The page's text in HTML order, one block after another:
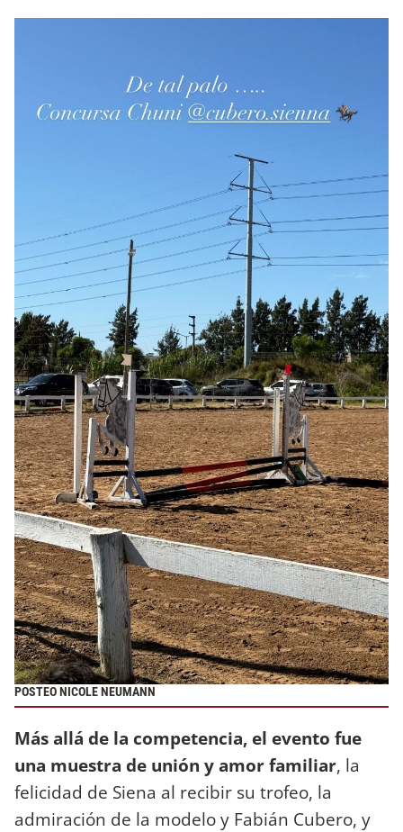
POSTEO NICOLE NEUMANN
Más allá de la competencia, el evento fue
una muestra de unión y amor familiar, la
felicidad de Siena al recibir su trofeo, la
admiración de la modelo y Fabián Cubero, y